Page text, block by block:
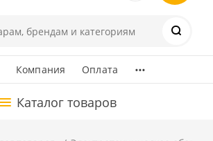
8 (495)
Компания Оплата ...
Каталог товаров